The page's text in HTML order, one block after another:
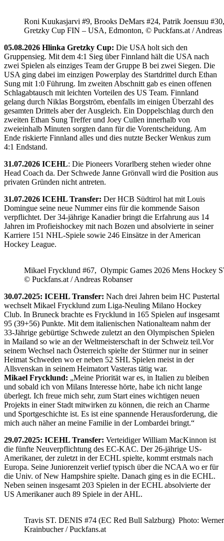
Roni Kuukasjarvi #9, Brooks DeMars #24, Patrik Joensuu
Gretzky Cup FIN – USA, Edmonton, © Puckfans.at / Andreas
05.08.2026 Hlinka Gretzky Cup: Die USA holt sich den
Gruppensieg. Mit dem 4:1 Sieg über Finnland hält die USA nach
zwei Spielen als einziges Team der Gruppe B bei zwei Siegen. Die
USA ging dabei im einzigen Powerplay des Startdrittel durch Ethan
Sung mit 1:0 Führung. Im zweiten Abschnitt gab es einen offenen
Schlagabtausch mit leichten Vorteilen des US Team. Finnland
gelang durch Niklas Borgström, ebenfalls im einigen Überzahl des
gesamten Drittels aber der Ausgleich. Ein Doppelschlag durch den
zweiten Ethan Sung Treffer und Joey Cullen innerhalb von
zweieinhalb Minuten sorgten dann für die Vorentscheidung. Am
Ende riskierte Finnland alles und dies nutzte Becker Wenkus zum
4:1 Endstand.
31.07.2026 ICEHL: Die Pioneers Vorarlberg stehen wieder ohne
Head Coach da. Der Schwede Janne Grönvall wird die Position aus
privaten Gründen nicht antreten.
31.07.2026 ICEHL Transfer: Der HCB Südtirol hat mit Louis
Domingue seine neue Nummer eins für die kommende Saison
verpflichtet. Der 34-jährige Kanadier bringt die Erfahrung aus 14
Jahren im Profieishockey mit nach Bozen und absolvierte in seiner
Karriere 151 NHL-Spiele sowie 246 Einsätze in der American
Hockey League.
Mikael Frycklund #67, Olympic Games 2026 Mens Hockey
© Puckfans.at / Andreas Robanser
30.07.2025: ICEHL Transfer: Nach drei Jahren beim HC Pustertal
wechselt Mikael Frycklund zum Liga-Neuling Milano Hockey
Club. In Bruneck brachte es Frycklund in 165 Spielen auf insgesamt
95 (39+56) Punkte. Mit dem italienischen Nationalteam nahm der
33-Jährige gebürtige Schwede zuletzt an den Olympischen Spielen
in Mailand so wie an der Weltmeisterschaft in der Schweiz teil.Vor
seinem Wechsel nach Österreich spielte der Stürmer nur in seiner
Heimat Schweden wo er neben 52 SHL Spielen meist in der
Allsvenskan in seinem Heimatort Vasteras tätig war.
Mikael Frycklund: „Meine Priorität war es, in Italien zu bleiben
und sobald ich von Milans Interesse hörte, habe ich nicht lange
überlegt. Ich freue mich sehr, zum Start eines wichtigen neuen
Projekts in einer Stadt mitwirken zu können, die reich an Charme
und Sportgeschichte ist. Es ist eine spannende Herausforderung, die
mich auch näher an meine Familie in der Lombardei bringt.“
29.07.2025: ICEHL Transfer: Verteidiger William MacKinnon ist
die fünfte Neuverpflichtung des EC-KAC. Der 26-jährige US-
Amerikaner, der zuletzt in der ECHL spielte, kommt erstmals nach
Europa. Seine Juniorenzeit verlief typisch über die NCAA wo er für
die Univ. of New Hampshire spielte. Danach ging es in die ECHL.
Neben seinen insgesamt 203 Spielen in der ECHL absolvierte der
US Amerikaner auch 89 Spiele in der AHL.
Travis ST. DENIS #74 (EC Red Bull Salzburg) Photo: Werner
Krainbucher / Puckfans.at